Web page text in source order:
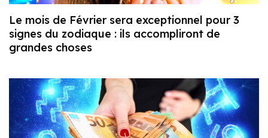
Le mois de Février sera exceptionnel pour 3
signes du zodiaque : ils accompliront de
grandes choses